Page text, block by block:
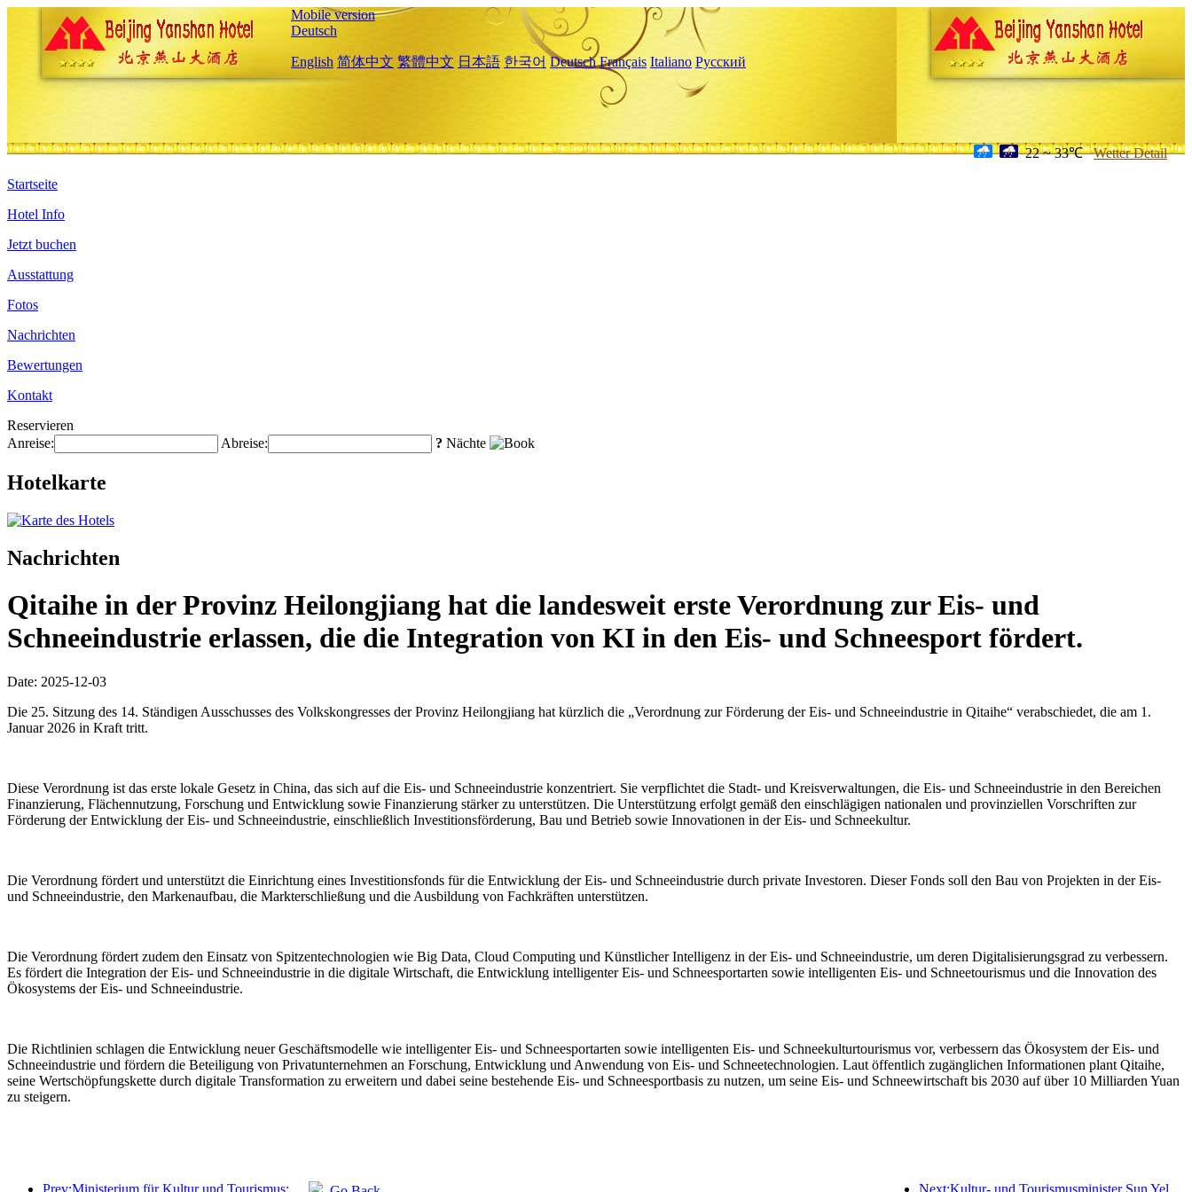
Mobile version
Deutsch
English 简体中文 繁體中文 日本語 한국어 Deutsch Français Italiano Русский
22 ~ 33℃ Wetter Detail
Startseite
Hotel Info
Jetzt buchen
Ausstattung
Fotos
Nachrichten
Bewertungen
Kontakt
Reservieren
Anreise:
Abreise: ? Nächte
Hotelkarte
Nachrichten
Qitaihe in der Provinz Heilongjiang hat die landesweit erste Verordnung zur Eis- und
Schneeindustrie erlassen, die die Integration von KI in den Eis- und Schneesport fördert.
Date: 2025-12-03
Die 25. Sitzung des 14. Ständigen Ausschusses des Volkskongresses der Provinz Heilongjiang hat kürzlich die „Verordnung zur Förderung der Eis- und Schneeindustrie in Qitaihe“ verabschiedet, die am 1.
Januar 2026 in Kraft tritt.
Diese Verordnung ist das erste lokale Gesetz in China, das sich auf die Eis- und Schneeindustrie konzentriert. Sie verpflichtet die Stadt- und Kreisverwaltungen, die Eis- und Schneeindustrie in den Bereichen
Finanzierung, Flächennutzung, Forschung und Entwicklung sowie Finanzierung stärker zu unterstützen. Die Unterstützung erfolgt gemäß den einschlägigen nationalen und provinziellen Vorschriften zur
Förderung der Entwicklung der Eis- und Schneeindustrie, einschließlich Investitionsförderung, Bau und Betrieb sowie Innovationen in der Eis- und Schneekultur.
Die Verordnung fördert und unterstützt die Einrichtung eines Investitionsfonds für die Entwicklung der Eis- und Schneeindustrie durch private Investoren. Dieser Fonds soll den Bau von Projekten in der Eis-
und Schneeindustrie, den Markenaufbau, die Markterschließung und die Ausbildung von Fachkräften unterstützen.
Die Verordnung fördert zudem den Einsatz von Spitzentechnologien wie Big Data, Cloud Computing und Künstlicher Intelligenz in der Eis- und Schneeindustrie, um deren Digitalisierungsgrad zu verbessern.
Es fördert die Integration der Eis- und Schneeindustrie in die digitale Wirtschaft, die Entwicklung intelligenter Eis- und Schneesportarten sowie intelligenten Eis- und Schneetourismus und die Innovation des
Ökosystems der Eis- und Schneeindustrie.
Die Richtlinien schlagen die Entwicklung neuer Geschäftsmodelle wie intelligenter Eis- und Schneesportarten sowie intelligenten Eis- und Schneekulturtourismus vor, verbessern das Ökosystem der Eis- und
Schneeindustrie und fördern die Beteiligung von Privatunternehmen an Forschung, Entwicklung und Anwendung von Eis- und Schneetechnologien. Laut öffentlich zugänglichen Informationen plant Qitaihe,
seine Wertschöpfungskette durch digitale Transformation zu erweitern und dabei seine bestehende Eis- und Schneesportbasis zu nutzen, um seine Eis- und Schneewirtschaft bis 2030 auf über 10 Milliarden Yuan
zu steigern.